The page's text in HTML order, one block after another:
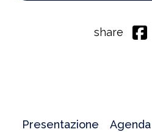
share
Presentazione Agenda